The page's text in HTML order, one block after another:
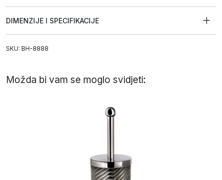
DIMENZIJE I SPECIFIKACIJE
SKU: BH-8888
Možda bi vam se moglo svidjeti: